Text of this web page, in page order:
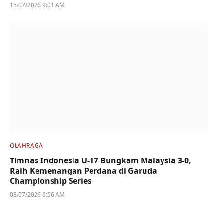
15/07/2026 9:01 AM
OLAHRAGA
Timnas Indonesia U-17 Bungkam Malaysia 3-0,
Raih Kemenangan Perdana di Garuda
Championship Series
08/07/2026 6:56 AM